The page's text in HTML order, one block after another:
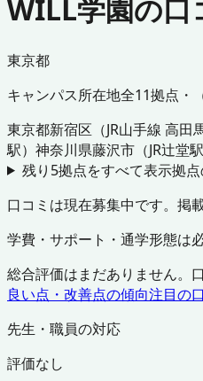
WILL学園の口
東京都
キャンパス所在地全11拠点・
東京都新宿区 （JR山手線 高田
駅） 神奈川県藤沢市 （JR辻堂駅
残り 5拠点をすべて表示拠
口コミは現在募集中です。掲
学費・サポート・通学形態は
総合評価はまだありません。
良い点・改善点の傾向注目の
先生・職員の対応
評価なし